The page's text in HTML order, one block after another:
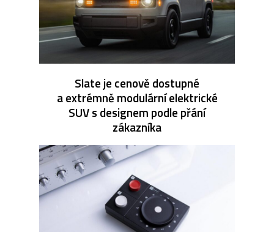
Slate je cenově dostupné
a extrémně modulární elektrické
SUV s designem podle přání
zákazníka